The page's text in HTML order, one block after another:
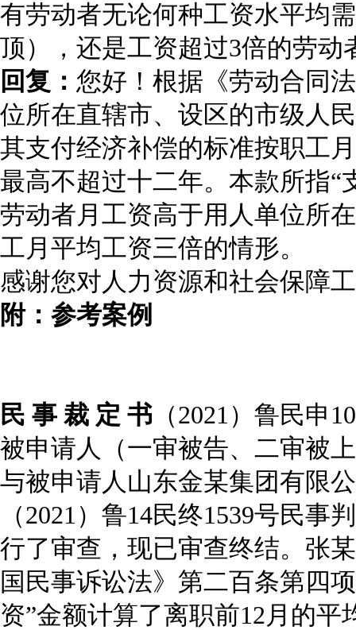
有劳动者无论何种工资水平均
顶），还是工资超过3倍的劳动
回复： 您好！根据《劳动合同
位所在直辖市、设区的市级人
其支付经济补偿的标准按职工
最高不超过十二年。本款所指“
劳动者月工资高于用人单位所
工月平均工资三倍的情形。
感谢您对人力资源和社会保障
附：参考案例
民 事 裁 定 书 （2021 ）鲁民申
被申请人（一审被告、二审被
与被申请人山东金某集团有限
（2021 ）鲁14民终1539号民事
行了审查，现已审查终结。张
国民事诉讼法》第二百条第四
资”金额计算了离职前12月的平